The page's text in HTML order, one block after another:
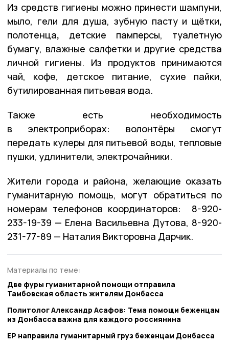
Из средств гигиены можно принести шампуни,
мыло, гели для душа, зубную пасту и щётки,
полотенца, детские памперсы, туалетную
бумагу, влажные салфетки и другие средства
личной гигиены. Из продуктов принимаются
чай, кофе, детское питание, сухие пайки,
бутилированная питьевая вода.
Также есть необходимость
в электроприборах: волонтёры смогут
передать кулеры для питьевой воды, тепловые
пушки, удлинители, электрочайники.
Жители города и района, желающие оказать
гуманитарную помощь, могут обратиться по
номерам телефонов координаторов: 8-920-
233-19-39 — Елена Васильевна Дутова, 8-920-
231-77-89 — Наталия Викторовна Дарчик.
Материалы по теме:
Две фуры гуманитарной помощи отправила
Тамбовская область жителям Донбасса
Политолог Александр Асафов: Тема помощи беженцам
из Донбасса важна для каждого россиянина
ЕР направила гуманитарный груз беженцам Донбасса